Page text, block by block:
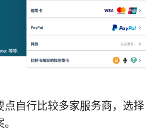
点自行比较多家服务商，选择